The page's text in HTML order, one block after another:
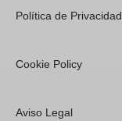
Política de Privacidad
Cookie Policy
Aviso Legal